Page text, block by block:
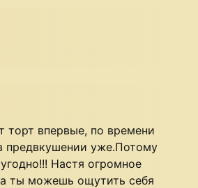
торт впервые, по времени
предвкушении уже.Потому
Настя огромное
ты можешь ощутить себя